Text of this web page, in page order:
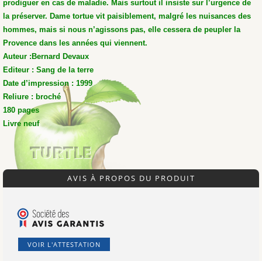
prodiguer en cas de maladie. Mais surtout il insiste sur l’urgence de
la préserver. Dame tortue vit paisiblement, malgré les nuisances des
hommes, mais si nous n’agissons pas, elle cessera de peupler la
Provence dans les années qui viennent.
Auteur :Bernard Devaux
Editeur : Sang de la terre
Date d’impression : 1999
Reliure : broché
180 pages
Livre neuf
AVIS À PROPOS DU PRODUIT
VOIR L'ATTESTATION